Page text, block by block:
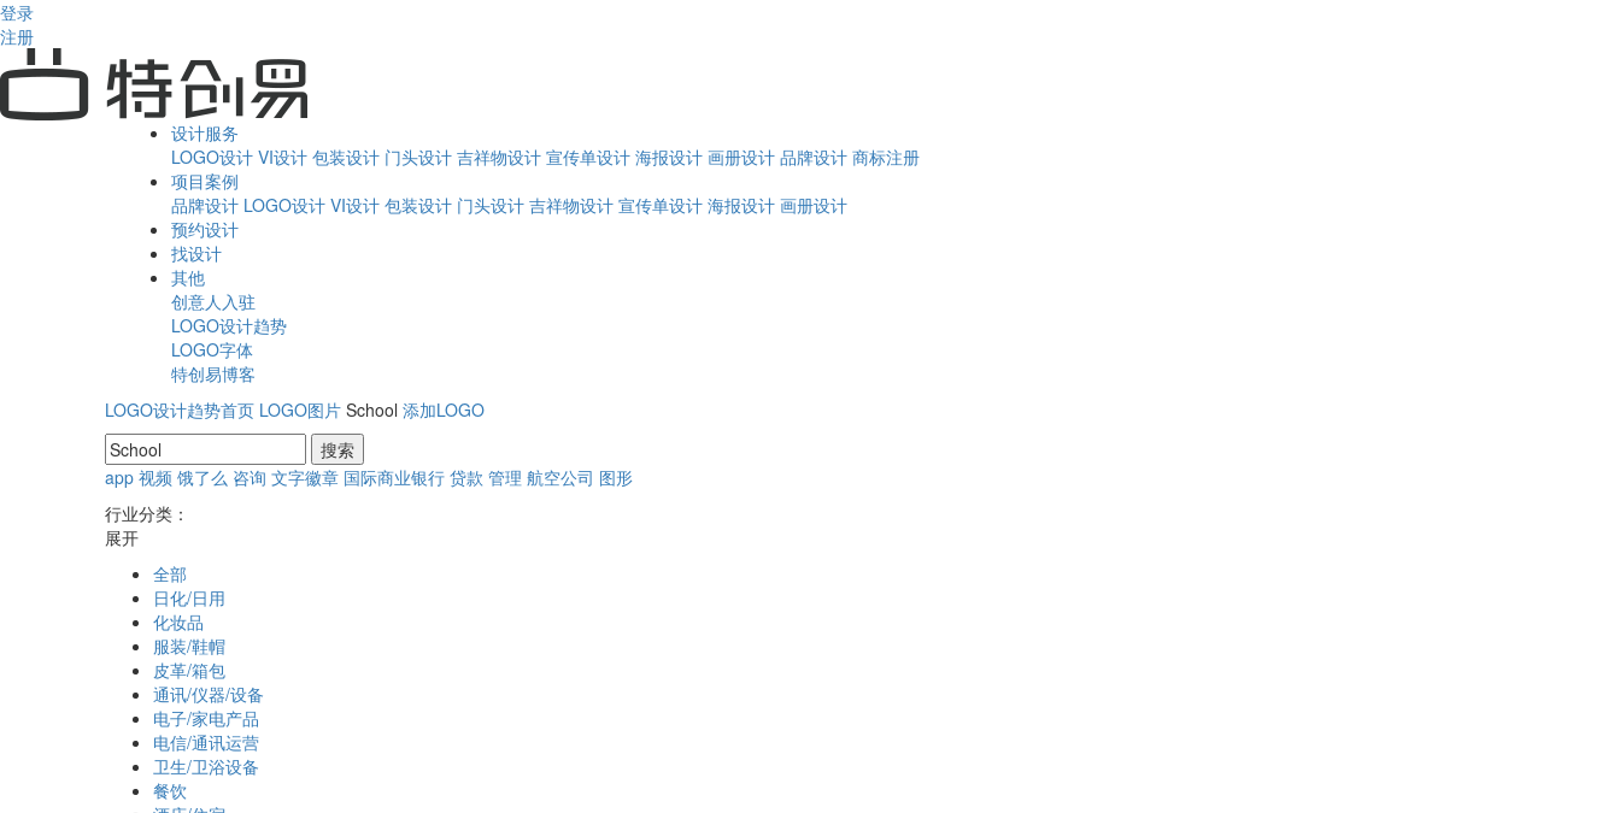
登录
注册
设计服务
LOGO设计 VI设计 包装设计 门头设计 吉祥物设计 宣传单设计 海报设计 画册设计 品牌设计 商标注册
项目案例
品牌设计 LOGO设计 VI设计 包装设计 门头设计 吉祥物设计 宣传单设计 海报设计 画册设计
预约设计
找设计
其他
创意人入驻
LOGO设计趋势
LOGO字体
特创易博客
LOGO设计趋势首页 LOGO图片 School 添加LOGO
app 视频 饿了么 咨询 文字徽章 国际商业银行 贷款 管理 航空公司 图形
行业分类：
展开
全部
日化/日用
化妆品
服装/鞋帽
皮革/箱包
通讯/仪器/设备
电子/家电产品
电信/通讯运营
卫生/卫浴设备
餐饮